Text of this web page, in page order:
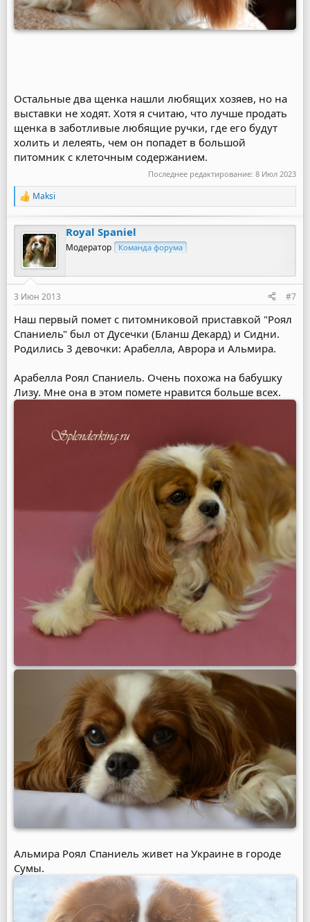
Остальные два щенка нашли любящих хозяев, но на
выставки не ходят. Хотя я считаю, что лучше продать
щенка в заботливые любящие ручки, где его будут
холить и лелеять, чем он попадет в большой
питомник с клеточным содержанием.
Последнее редактирование: 8 Июл 2023
Р
а
к
и
и
:
Maksi
Royal Spaniel
Модератор Команда форума
3 Июн 2013 #7
Наш первый помет с питомниковой приставкой "Роял
Спаниель" был от Дусечки (Бланш Декард) и Сидни.
Родились 3 девочки: Арабелла, Аврора и Альмира.
Арабелла Роял Спаниель. Очень похожа на бабушку
Лизу. Мне она в этом помете нравится больше всех.
Альмира Роял Спаниель живет на Украине в городе
Сумы.